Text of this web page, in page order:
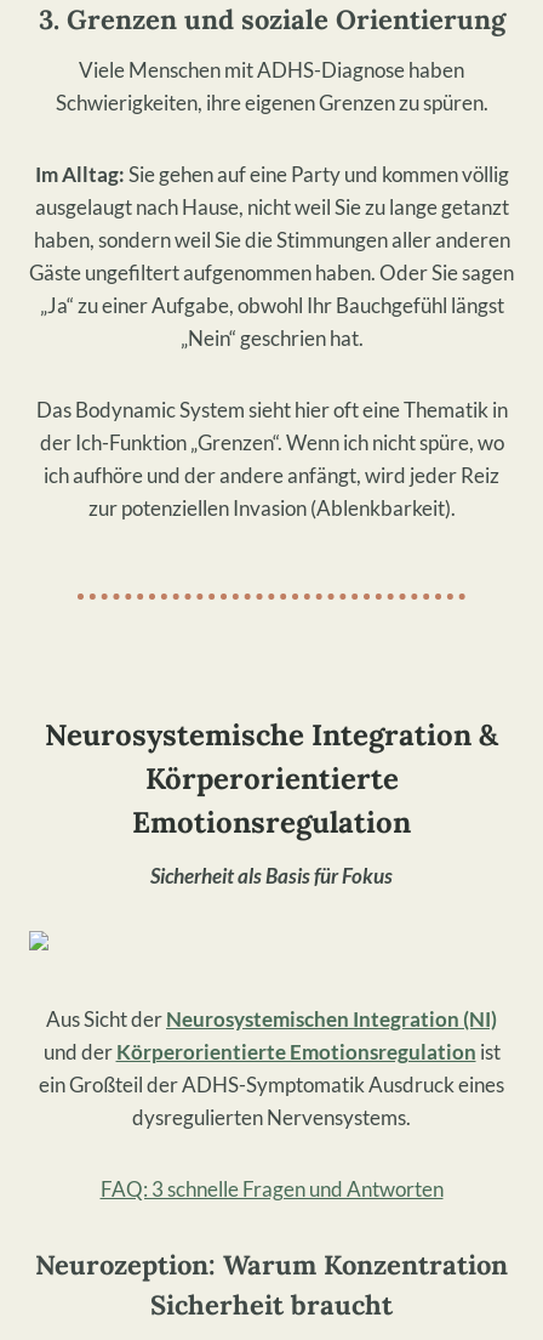
3. Grenzen und soziale Orientierung
Viele Menschen mit ADHS-Diagnose haben
Schwierigkeiten, ihre eigenen Grenzen zu spüren.
Im Alltag:Sie gehen auf eine Party und kommen völlig
ausgelaugt nach Hause, nicht weil Sie zu lange getanzt
haben, sondern weil Sie die Stimmungen aller anderen
Gäste ungefiltert aufgenommen haben. Oder Sie sagen
„Ja“ zu einer Aufgabe, obwohl Ihr Bauchgefühl längst
„Nein“ geschrien hat.
Das Bodynamic System sieht hier oft eine Thematik in
der Ich-Funktion „Grenzen“. Wenn ich nicht spüre, wo
ich aufhöre und der andere anfängt, wird jeder Reiz
zur potenziellen Invasion (Ablenkbarkeit).
Neurosystemische Integration &
Körperorientierte
Emotionsregulation
Sicherheit als Basis für Fokus
Aus Sicht derNeurosystemischen Integration (NI)
und derKörperorientierte Emotionsregulation ist
ein Großteil der ADHS-Symptomatik Ausdruck eines
dysregulierten Nervensystems.
FAQ: 3 schnelle Fragen und Antworten
Neurozeption: Warum Konzentration
Sicherheit braucht